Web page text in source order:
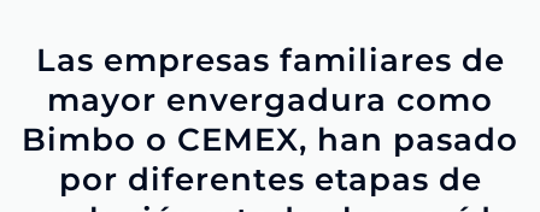
Las empresas familiares de
mayor envergadura como
Bimbo o CEMEX, han pasado
por diferentes etapas de